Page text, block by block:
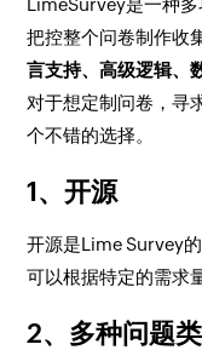
LimeSurvey是一种
把控整个问卷制作收
言支持、高级逻辑、
对于想定制问卷，寻
个不错的选择。
1、开源
开源是Lime Survey
可以根据特定的需求
2、多种问题